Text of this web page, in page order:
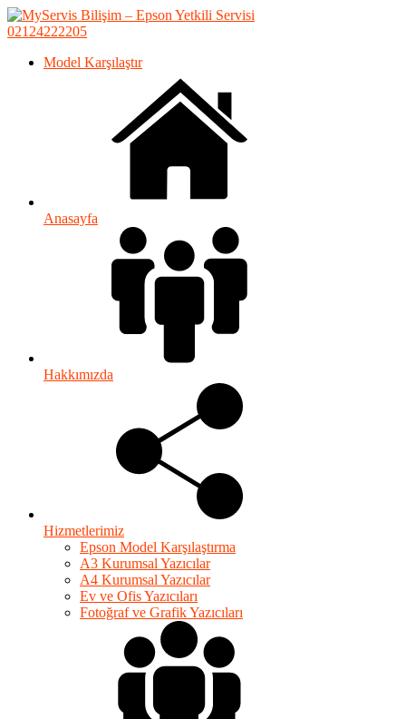
02124222205
Model Karşılaştır
Anasayfa
Hakkımızda
Hizmetlerimiz
Epson Model Karşılaştırma
A3 Kurumsal Yazıcılar
A4 Kurumsal Yazıcılar
Ev ve Ofis Yazıcıları
Fotoğraf ve Grafik Yazıcıları